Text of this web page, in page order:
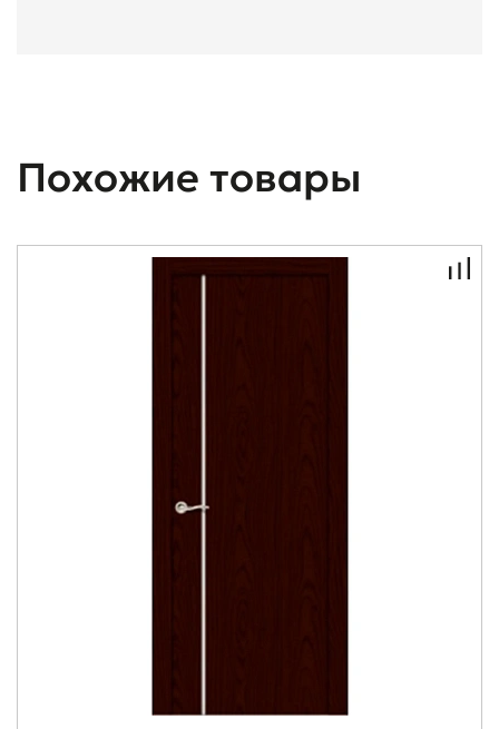
Похожие товары